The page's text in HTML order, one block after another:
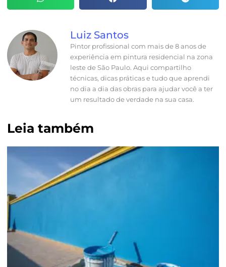
Luiz Santos
Pintor profissional com mais de 8 anos de
experiência em pintura residencial na zona
leste de São Paulo. Aqui compartilho
técnicas, dicas práticas e tudo que aprendi
no dia a dia das obras para ajudar você a ter
um resultado de verdade na sua casa.
Leia também